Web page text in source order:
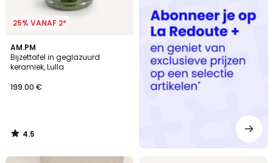
25% VANAF 2*
AM.PM
Bijzettafel in geglazuurd
keramiek, Lulla
199.00 €
4.5
/ 5
4.5
/